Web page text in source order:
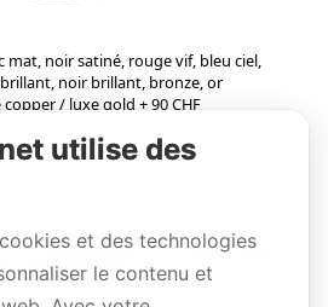
mat, noir satiné, rouge vif, bleu ciel,
noir brillant, bronze, or
/ luxe gold + 90 CHF
18kHz
cm
/revendeurs officiels
GARANTIE
utilise des
et des technologies
le contenu et